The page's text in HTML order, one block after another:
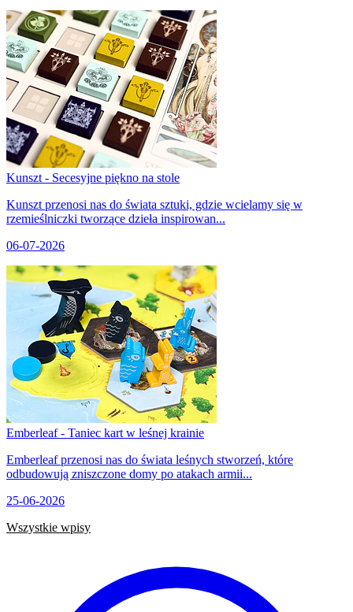
Kunszt - Secesyjne piękno na stole
Kunszt przenosi nas do świata sztuki, gdzie wcielamy się w
rzemieślniczki tworzące dzieła inspirowan...
06-07-2026
Emberleaf - Taniec kart w leśnej krainie
Emberleaf przenosi nas do świata leśnych stworzeń, które
odbudowują zniszczone domy po atakach armii...
25-06-2026
Wszystkie wpisy